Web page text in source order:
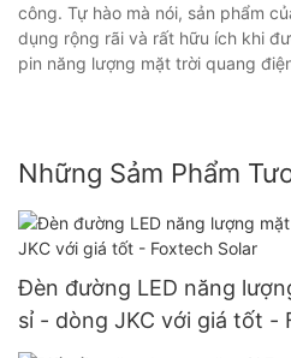
công. Tự hào mà nói, sản phẩm
dụng rộng rãi và rất hữu ích khi
pin năng lượng mặt trời quang
Những Sảm Phẩm
Đèn đường LED năng
sỉ - dòng JKC với giá tốt -